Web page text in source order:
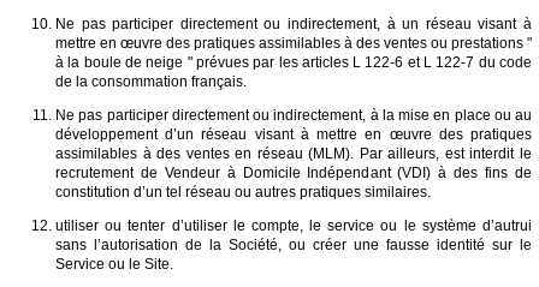
Ne pas participer directement ou indirectement, à un réseau visant à
mettre en œuvre des pratiques assimilables à des ventes ou prestations "
à la boule de neige " prévues par les articles L 122-6 et L 122-7 du code
de la consommation français.
Ne pas participer directement ou indirectement, à la mise en place ou au
développement d’un réseau visant à mettre en œuvre des pratiques
assimilables à des ventes en réseau (MLM). Par ailleurs, est interdit le
recrutement de Vendeur à Domicile Indépendant (VDI) à des fins de
constitution d’un tel réseau ou autres pratiques similaires.
utiliser ou tenter d’utiliser le compte, le service ou le système d’autrui
sans l’autorisation de la Société, ou créer une fausse identité sur le
Service ou le Site.